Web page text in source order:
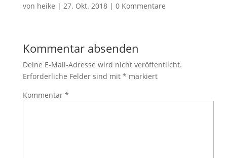
von heike | 27. Okt. 2018| 0 Kommentare
Kommentar absenden
Deine E-Mail-Adresse wird nicht veröffentlicht.
Erforderliche Felder sind mit * markiert
Kommentar *